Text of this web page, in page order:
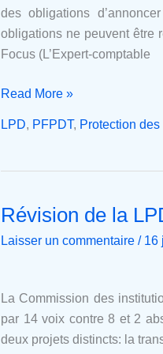
des obligations
obligations ne peuvent être
Focus (L’Expert-comptable
sécurité
n’est
plus
option
Read More »
LPD, PFPDT, Protection
Révision de la
Laisser un commentaire / 16
La Commission des
par 14 voix contre 8 et 2
deux projets distincts: la
Révision
de
un
coup
de